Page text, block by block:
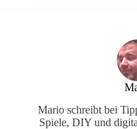
Mario schreibt bei
Spiele, DIY und